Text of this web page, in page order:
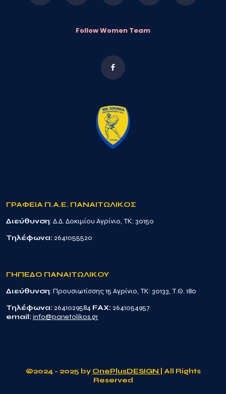
Follow Women Team
ΓΡΑΦΕΙΑ Π.Α.Ε. ΠΑΝΑΙΤΩΛΙΚΟΣ
Διεύθυνση: Δ.Δ. Δοκιμίου Αγρίνιο, TK: 30150
Τηλέφωνα: 2641055520
ΓΗΠΕΔΟ ΠΑΝΑΙΤΩΛΙΚΟΥ
Διεύθυνση: Προυσιωτίσσης 15 Αγρίνιο, TK: 30133, Τ.Θ. 180
Τηλέφωνα: 2641029584 FAX: 2641054957
email: info@panetolikos.gr
©2024 - 2025 by OnePlusDESIGN
| All Rights
Reserved